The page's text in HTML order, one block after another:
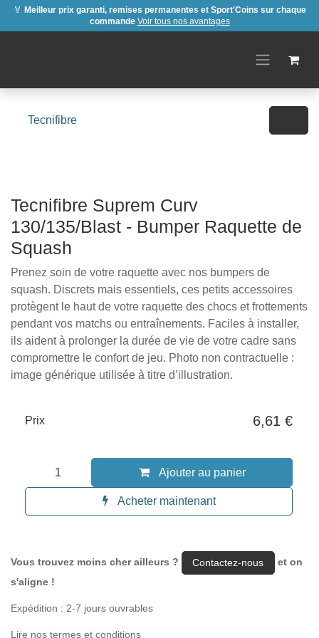
🏅 Meilleur prix garanti, remises permanentes et Sport'Coins
sur chaque commande Voir tous nos avantages
Tecnifibre
Tecnifibre Suprem Curv
130/135/Blast - Bumper Raquette de
Squash
Prenez soin de votre raquette avec nos bumpers de
squash. Discrets mais essentiels, ces petits
accessoires protègent le haut de votre raquette des
chocs et frottements pendant vos matchs ou
entraînements. Faciles à installer, ils aident à
prolonger la durée de vie de votre cadre sans
compromettre le confort de jeu. Photo non
Ajouter au panier
6,61€
et on s'aligne !